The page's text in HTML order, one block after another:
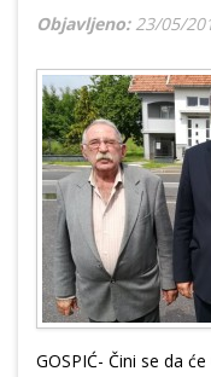
Objavljeno: 23/05/
GOSPIĆ- Čini se da